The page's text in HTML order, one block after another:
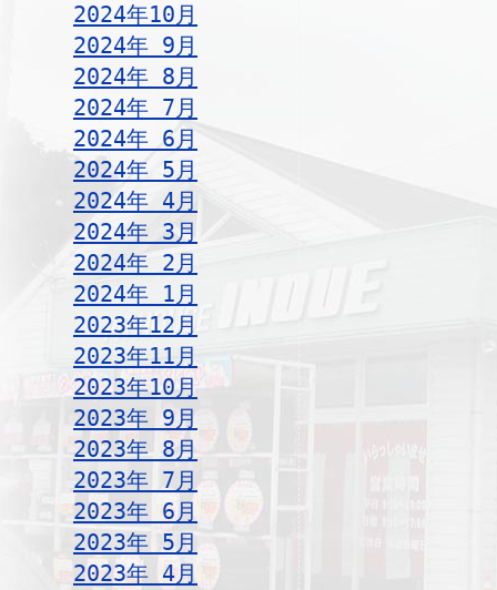
2024年10月
2024年 9月
2024年 8月
2024年 7月
2024年 6月
2024年 5月
2024年 4月
2024年 3月
2024年 2月
2024年 1月
2023年12月
2023年11月
2023年10月
2023年 9月
2023年 8月
2023年 7月
2023年 6月
2023年 5月
2023年 4月